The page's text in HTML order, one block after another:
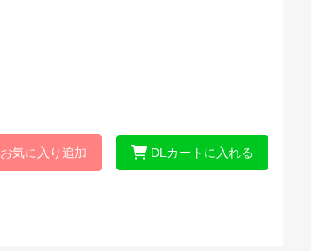
お気に入り追加 DLカートに入れる